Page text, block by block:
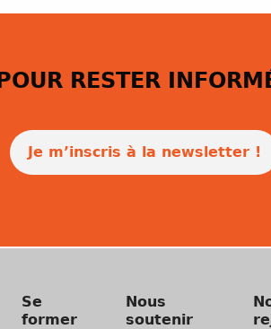
POUR RESTER
Je m’inscris à la newsletter !
Se
former
Nous
soutenir